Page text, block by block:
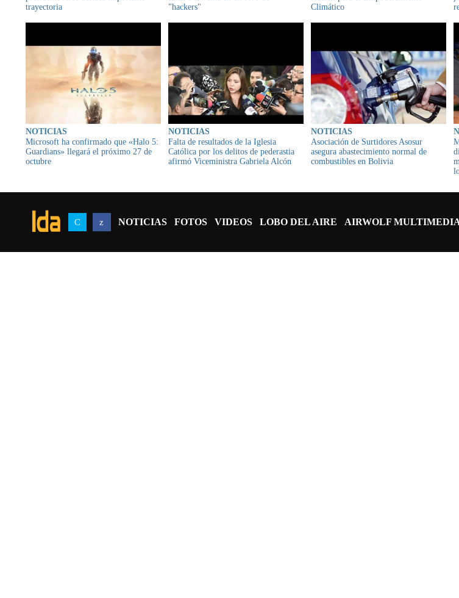
trayectoria
"hackers"
Climático
NOTICIAS
Microsoft ha confirmado que «Halo 5:
Guardians» llegará el próximo 27 de
octubre
NOTICIAS
Falta de resultados de la Iglesia
Católica por los delitos de pederastia
afirmó Viceministra Gabriela Alcón
NOTICIAS
Asociación de Surtidores Asosur
asegura abastecimiento normal de
combustibles en Bolivia
NOTICIAS FOTOS VIDEOS LOBO DEL AIRE AIRWOLF